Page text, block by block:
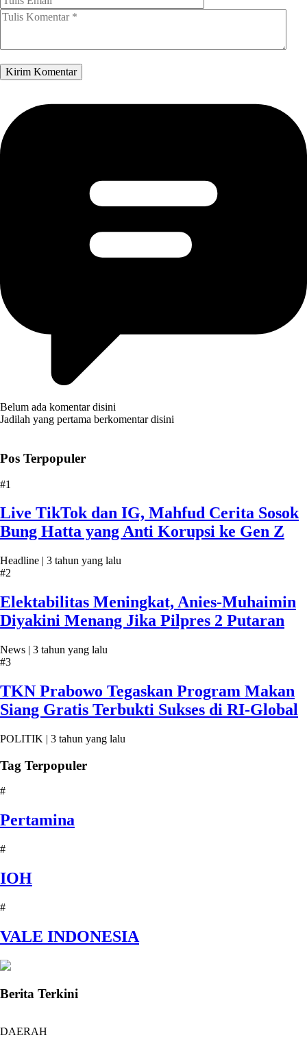
Belum ada komentar disini
Jadilah yang pertama berkomentar disini
Pos Terpopuler
#1
Live TikTok dan IG, Mahfud Cerita Sosok
Bung Hatta yang Anti Korupsi ke Gen Z
Headline | 3 tahun yang lalu
#2
Elektabilitas Meningkat, Anies-Muhaimin
Diyakini Menang Jika Pilpres 2 Putaran
News | 3 tahun yang lalu
#3
TKN Prabowo Tegaskan Program Makan
Siang Gratis Terbukti Sukses di RI-Global
POLITIK | 3 tahun yang lalu
Tag Terpopuler
#
Pertamina
#
IOH
#
VALE INDONESIA
Berita Terkini
DAERAH